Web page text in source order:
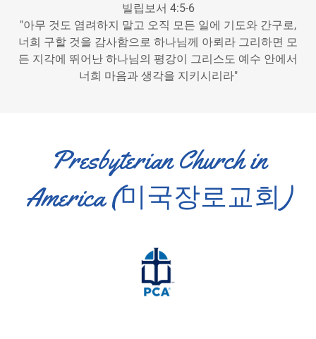
빌립보서 4:5-6
"아무 것도 염려하지 말고 오직 모든 일에 기도와 간구로,
너희 구할 것을 감사함으로 하나님께 아뢰라 그리하면 모
든 지각에 뛰어난 하나님의 평강이 그리스도 예수 안에서
너희 마음과 생각을 지키시리라"
Presbyterian Church in
America (미국장로교회)